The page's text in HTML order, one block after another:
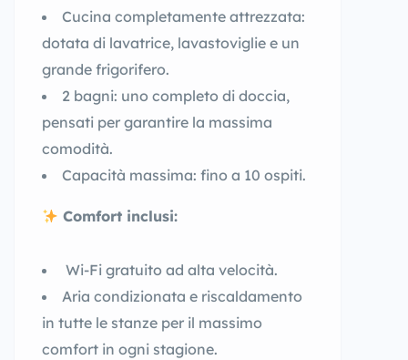
Cucina completamente attrezzata:
dotata di lavatrice, lavastoviglie e un
grande frigorifero.
2 bagni: uno completo di doccia,
pensati per garantire la massima
comodità.
Capacità massima: fino a 10 ospiti.
Comfort inclusi:
Wi-Fi gratuito ad alta velocità.
Aria condizionata e riscaldamento
in tutte le stanze per il massimo
comfort in ogni stagione.